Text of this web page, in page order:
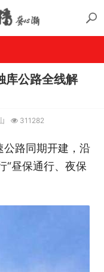
库公路全线解
311282
公路同期开建，沿
“昼保通行、夜保